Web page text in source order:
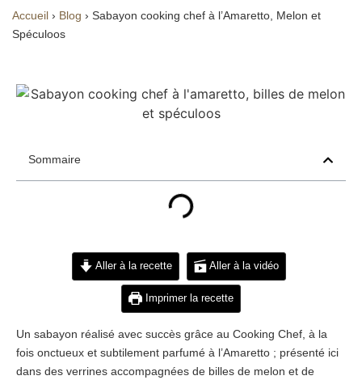
Accueil › Blog › Sabayon cooking chef à l’Amaretto, Melon et
Spéculoos
Sommaire
Aller à la recette Aller à la vidéo
Imprimer la recette
Un sabayon réalisé avec succès grâce au Cooking Chef, à la
fois onctueux et subtilement parfumé à l’Amaretto ; présenté ici
dans des verrines accompagnées de billes de melon et de